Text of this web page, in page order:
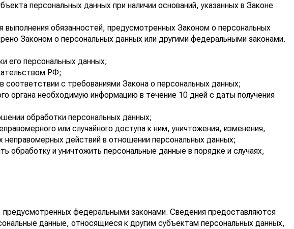
персональных данных при наличии оснований, указанных в Законе
обязанностей, предусмотренных Законом о персональных
Законом о персональных данных или другими федеральными законами.
его персональных данных;
РФ;
с требованиями Закона о персональных данных;
органа необходимую информацию в течение 10 дней с даты получения
обработки персональных данных;
или случайного доступа к ним, уничтожения, изменения,
неправомерных действий в отношении персональных данных;
обработку и уничтожить персональные данные в порядке и случаях,
федеральными законами. Сведения предоставляются
данные, относящиеся к другим субъектам персональных данных,